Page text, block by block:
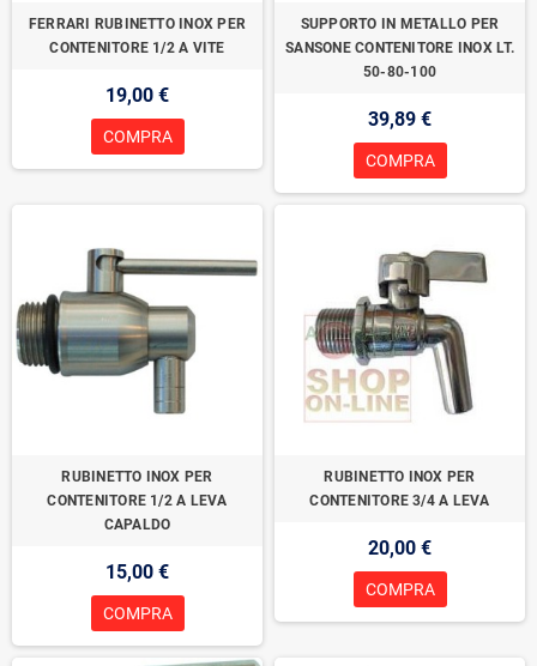
FERRARI RUBINETTO INOX PER
CONTENITORE 1/2 A VITE
19,00 €
COMPRA
SUPPORTO IN METALLO PER
SANSONE CONTENITORE INOX LT.
50-80-100
39,89 €
COMPRA
RUBINETTO INOX PER
CONTENITORE 1/2 A LEVA
CAPALDO
15,00 €
COMPRA
RUBINETTO INOX PER
CONTENITORE 3/4 A LEVA
20,00 €
COMPRA